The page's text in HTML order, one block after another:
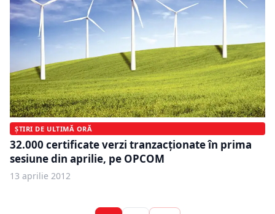
ȘTIRI DE ULTIMĂ ORĂ
32.000 certificate verzi tranzacţionate în prima
sesiune din aprilie, pe OPCOM
13 aprilie 2012